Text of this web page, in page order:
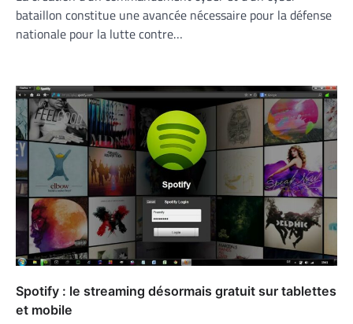
bataillon constitue une avancée nécessaire pour la défense
nationale pour la lutte contre…
Spotify : le streaming désormais gratuit sur tablettes
et mobile